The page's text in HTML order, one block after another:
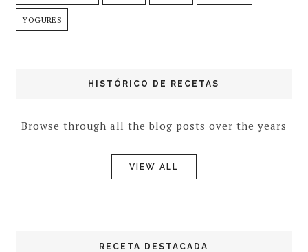
YOGURES
HISTÓRICO DE RECETAS
Browse through all the blog posts over the years
VIEW ALL
RECETA DESTACADA